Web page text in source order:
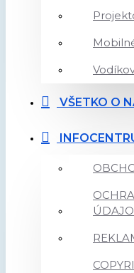
VŠETKO O